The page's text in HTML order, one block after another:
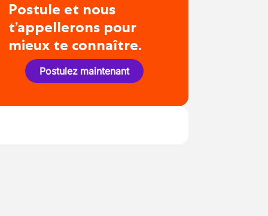
Postule et nous
t’appellerons pour
mieux te connaître.
Postulez maintenant